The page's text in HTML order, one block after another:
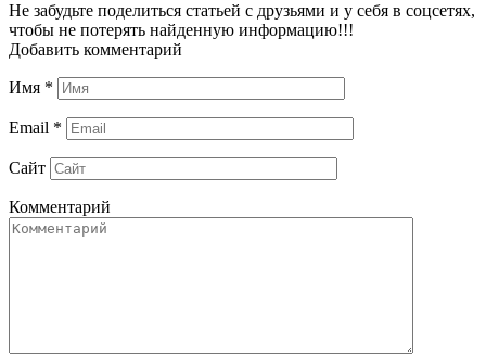
Не забудьте поделиться статьей с друзьями и у себя в соцсетях,
чтобы не потерять найденную информацию!!!
Добавить комментарий
Имя *
Email *
Сайт
Комментарий